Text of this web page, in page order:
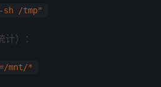
/tmp"
计）：
mnt/*